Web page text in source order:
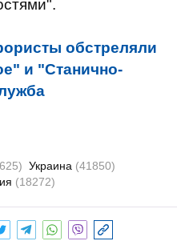
обстреляли
и "Станично-
Украина (41850)
(18272)